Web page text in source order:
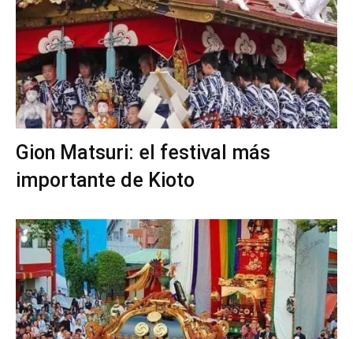
Gion Matsuri: el festival más
importante de Kioto